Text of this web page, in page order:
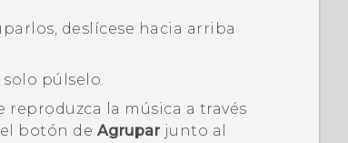
deslícese hacia arriba
púlselo.
reproduzca la música a través
botón de Agruparjunto al